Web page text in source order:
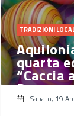
TRADIZIONI
quarta
“Caccia
Pasqua
Sabato, 19